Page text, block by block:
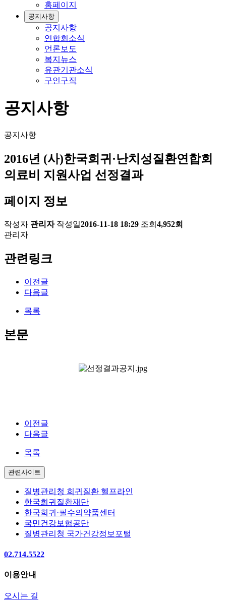
홈페이지
공지사항
공지사항
연합회소식
언론보도
복지뉴스
유관기관소식
구인구직
공지사항
공지사항
2016년 (사)한국희귀·난치성질환연합회
의료비 지원사업 선정결과
페이지 정보
작성자 관리자 작성일2016-11-18 18:29 조회 4,952회
관리자
관련링크
이전글
다음글
목록
본문
이전글
다음글
목록
관련사이트
질병관리청 희귀질환 헬프라인
한국희귀질환재단
한국희귀·필수의약품센터
국민건강보험공단
질병관리청 국가건강정보포털
02.714.5522
이용안내
오시는 길